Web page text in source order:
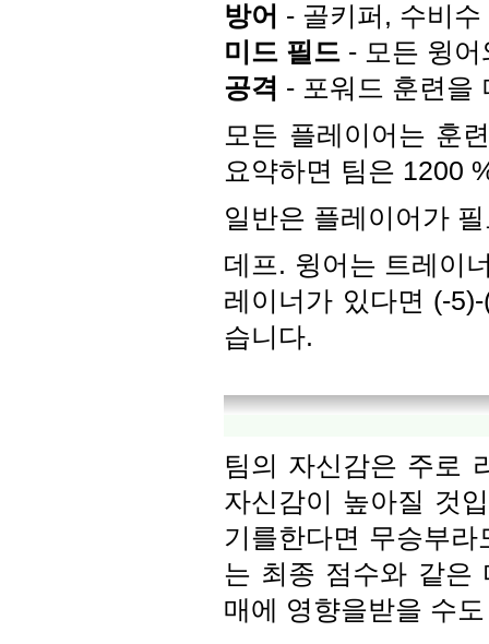
방어 - 골키퍼, 수비
미드 필드 - 모든 윙
공격 - 포워드 훈련을
모든 플레이어는 훈
요약하면 팀은 1200
일반은 플레이어가
데프. 윙어는 트레이
레이너가 있다면 (-
습니다.
팀의 자신감은 주로
자신감이 높아질 것
기를한다면 무승부
는 최종 점수와 같은
매에 영향을받을 수